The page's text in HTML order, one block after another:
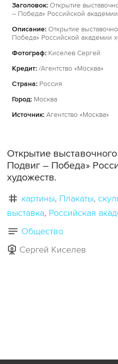
Заголовок: Открытие
– Победа» Российской
Описание: Открытие
Победа» Российской академии
Фотограф: Киселев Сергей
Кредит: /Агентство «Москва»
Страна: Россия
Город: Москва
Источник: Агентство «Москва»
Открытие
Подвиг – Победа»
художеств.
картины Плакаты
выставка Российская
Общество
Сергей Киселев